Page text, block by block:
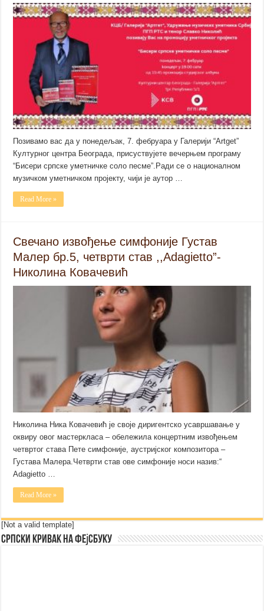
Позивамо вас да у понедељак, 7. фебруара у Галерији “Artget”
Културног центра Београда, присуствујете вечерњем програму
“Бисери српске уметничке соло песме”.Ради се о националном
музичком уметничком пројекту, чији је аутор …
Read More »
Свечано извођење симфоније Густав
Малер бр.5, четврти став ,,Adagietto”-
Николина Ковачевић
Николина Ника Ковачевић је своје диригентско усавршавање у
оквиру овог мастеркласа – обележила концертним извођењем
четвртог става Пете симфоније, аустријског композитора –
Густава Малера.Четврти став ове симфоније носи назив:“
Adagietto …
Read More »
[Not a valid template]
Српски Кривак на Фејсбуку